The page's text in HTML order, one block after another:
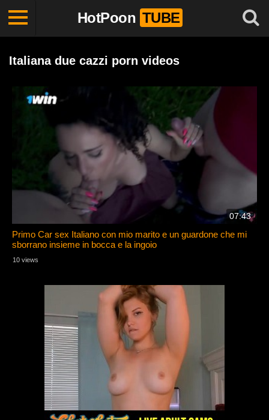
HotPoon TUBE
Italiana due cazzi porn videos
07:43
Primo Car sex Italiano con mio marito e un guardone che mi
sborrano insieme in bocca e la ingoio
10 views